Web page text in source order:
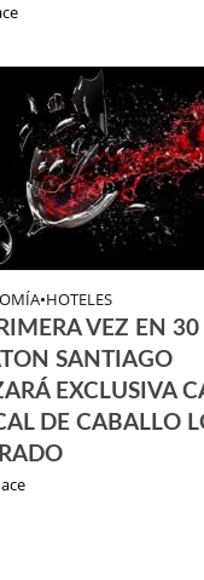
•HOTELES
VEZ EN
SANTIAGO
EXCLUSIVA
DE CABALLO